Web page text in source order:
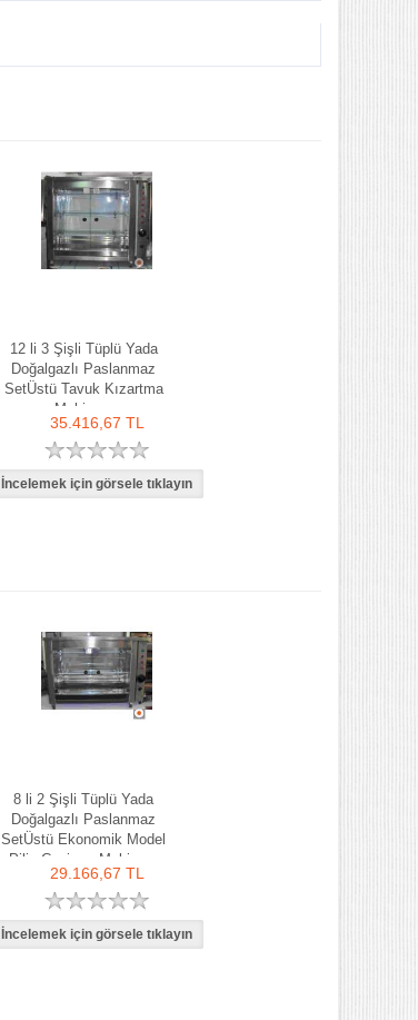
12 li 3 Şişli Tüplü Yada
Doğalgazlı Paslanmaz
SetÜstü Tavuk Kızartma
Makinası
35.416,67 TL
8 li 2 Şişli Tüplü Yada
Doğalgazlı Paslanmaz
SetÜstü Ekonomik Model
Piliç Çevirme Makinası
29.166,67 TL